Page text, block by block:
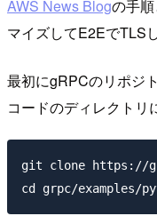
AWS News Blogの手
マイズしてE2EでTLS
最初にgRPCのリポジ
コードのディレクトリ
git clone https://